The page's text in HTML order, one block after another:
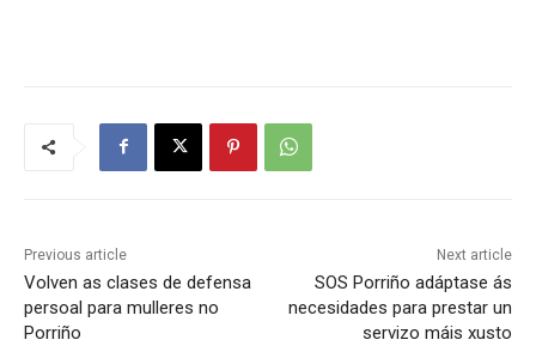
Previous article
Volven as clases de defensa
persoal para mulleres no
Porriño
Next article
SOS Porriño adáptase ás
necesidades para prestar un
servizo máis xusto